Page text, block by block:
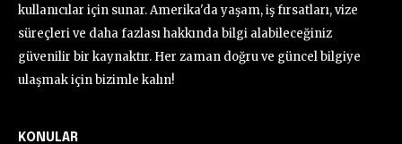
kullanıcılar için sunar. Amerika'da yaşam, iş fırsatları, vize
süreçleri ve daha fazlası hakkında bilgi alabileceğiniz
güvenilir bir kaynaktır. Her zaman doğru ve güncel bilgiye
ulaşmak için bizimle kalın!
KONULAR